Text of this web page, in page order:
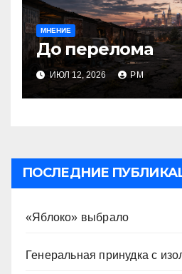
МНЕНИЕ
До перелома
ИЮЛ 12, 2026 РМ
ПОСЛЕДНИЕ
«Яблоко» выбрало
Генеральная принудка с